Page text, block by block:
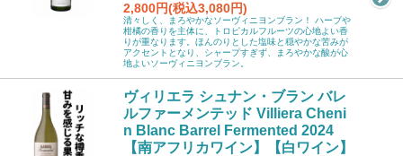
2,800円(税込3,080円)
清々しく、まろやかなソーヴィニヨンブラン！ ハーブや
柑橘の香りを主体に、トロピカルフルーツの心地よい香
りが重なります。ほんのりとした塩味と穏やかな苦みが
アクセントとなり、シャープすぎず、まろやかな酸が心
地よいソーヴィニヨンブラン。
ヴィリエラ シュナン・ブラン バレ
ルファーメンテッド Villiera Cheni
n Blanc Barrel Fermented 2024
【南アフリカワイン】【白ワイン】